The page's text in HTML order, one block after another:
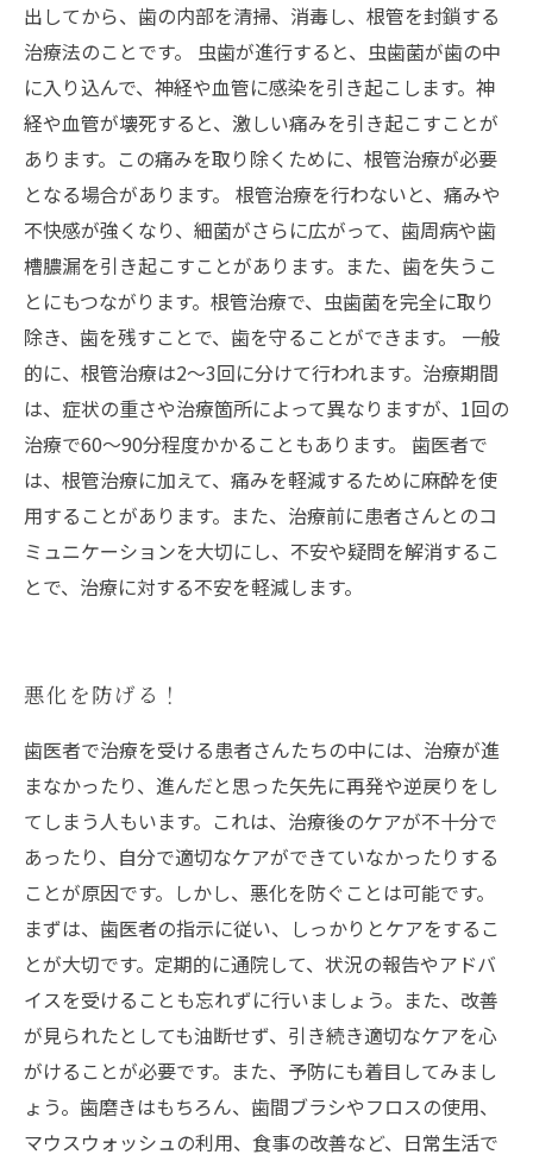
出してから、歯の内部を清掃、消毒し、根管を封鎖する
治療法のことです。 虫歯が進行すると、虫歯菌が歯の中
に入り込んで、神経や血管に感染を引き起こします。神
経や血管が壊死すると、激しい痛みを引き起こすことが
あります。この痛みを取り除くために、根管治療が必要
となる場合があります。 根管治療を行わないと、痛みや
不快感が強くなり、細菌がさらに広がって、歯周病や歯
槽膿漏を引き起こすことがあります。また、歯を失うこ
とにもつながります。根管治療で、虫歯菌を完全に取り
除き、歯を残すことで、歯を守ることができます。 一般
的に、根管治療は2～3回に分けて行われます。治療期間
は、症状の重さや治療箇所によって異なりますが、1回の
治療で60～90分程度かかることもあります。 歯医者で
は、根管治療に加えて、痛みを軽減するために麻酔を使
用することがあります。また、治療前に患者さんとのコ
ミュニケーションを大切にし、不安や疑問を解消するこ
とで、治療に対する不安を軽減します。
悪化を防げる！
歯医者で治療を受ける患者さんたちの中には、治療が進
まなかったり、進んだと思った矢先に再発や逆戻りをし
てしまう人もいます。これは、治療後のケアが不十分で
あったり、自分で適切なケアができていなかったりする
ことが原因です。しかし、悪化を防ぐことは可能です。
まずは、歯医者の指示に従い、しっかりとケアをするこ
とが大切です。定期的に通院して、状況の報告やアドバ
イスを受けることも忘れずに行いましょう。また、改善
が見られたとしても油断せず、引き続き適切なケアを心
がけることが必要です。また、予防にも着目してみまし
ょう。歯磨きはもちろん、歯間ブラシやフロスの使用、
マウスウォッシュの利用、食事の改善など、日常生活で